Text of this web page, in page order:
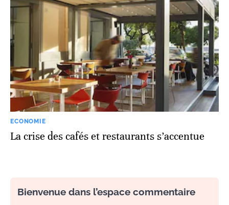
ECONOMIE
La crise des cafés et restaurants s’accentue
Bienvenue dans l’espace commentaire